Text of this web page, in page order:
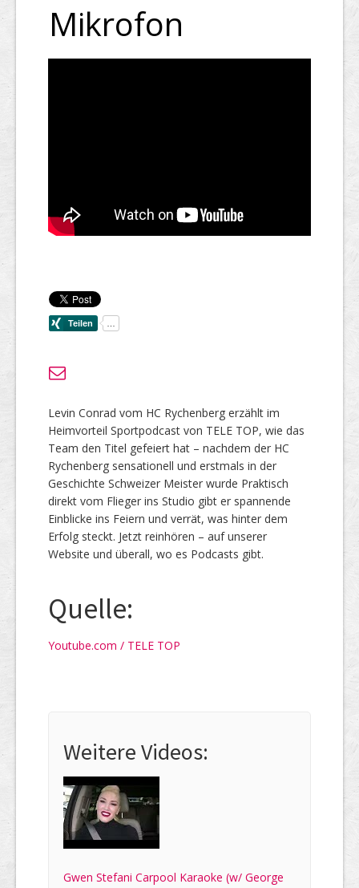
Mikrofon
Levin Conrad vom HC Rychenberg erzählt im
Heimvorteil Sportpodcast von TELE TOP, wie das
Team den Titel gefeiert hat – nachdem der HC
Rychenberg sensationell und erstmals in der
Geschichte Schweizer Meister wurde Praktisch
direkt vom Flieger ins Studio gibt er spannende
Einblicke ins Feiern und verrät, was hinter dem
Erfolg steckt. Jetzt reinhören – auf unserer
Website und überall, wo es Podcasts gibt.
Quelle:
Youtube.com / TELE TOP
Weitere Videos:
Gwen Stefani Carpool Karaoke (w/ George